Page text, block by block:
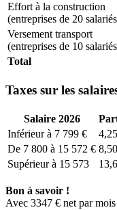
Effort à la construction
(entreprises de 20
Versement transport
(entreprises de 10
Total
Taxes sur les
Salaire 2026
Inférieur à 7 799 €
De 7 800 à 15 572 €
Supérieur à 15 573
Bon à savoir !
Avec 3347 € net par mois